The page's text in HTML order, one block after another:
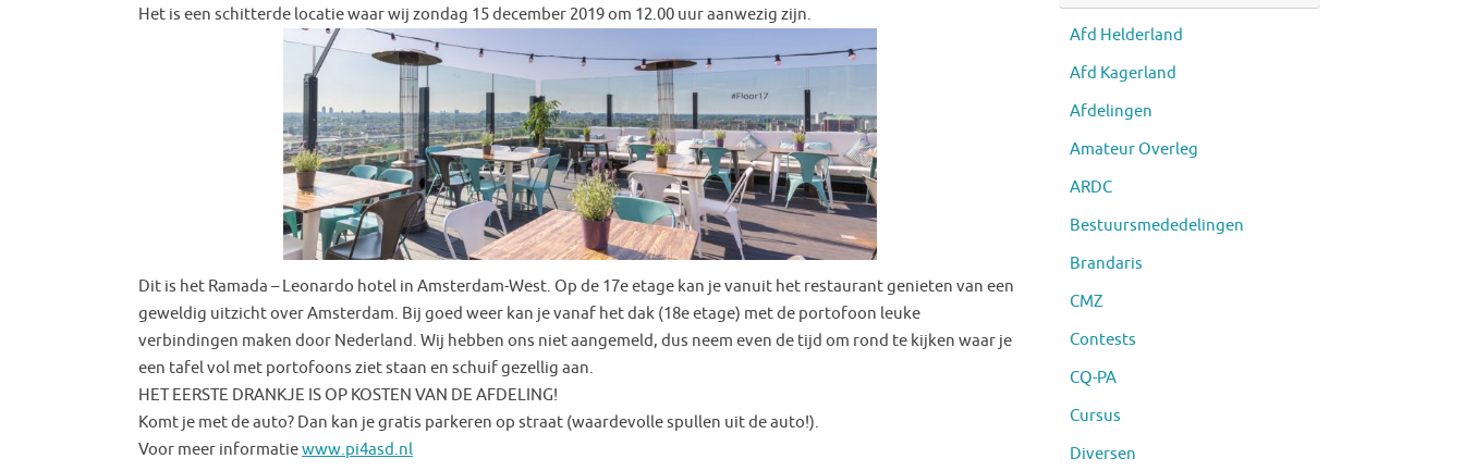
Het is een schitterde locatie waar wij zondag 15 december 2019 om 12.00 uur aanwezig zijn.
Dit is het Ramada – Leonardo hotel in Amsterdam-West. Op de 17e etage kan je vanuit het restaurant genieten van een
geweldig uitzicht over Amsterdam. Bij goed weer kan je vanaf het dak (18e etage) met de portofoon leuke
verbindingen maken door Nederland. Wij hebben ons niet aangemeld, dus neem even de tijd om rond te kijken waar je
een tafel vol met portofoons ziet staan en schuif gezellig aan.
HET EERSTE DRANKJE IS OP KOSTEN VAN DE AFDELING!
Komt je met de auto? Dan kan je gratis parkeren op straat (waardevolle spullen uit de auto!).
Voor meer informatiewww.pi4asd.nl
Afd Helderland
Afd Kagerland
Afdelingen
Amateur Overleg
ARDC
Bestuursmededelingen
Brandaris
CMZ
Contests
CQ-PA
Cursus
Diversen